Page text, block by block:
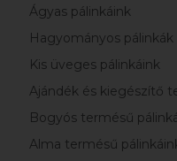
Ágyas pálinkáink
Hagyományos pálinkák
Kis üveges pálinkáink
Ajándék és kiegészítő
Bogyós termésű
Alma termésű